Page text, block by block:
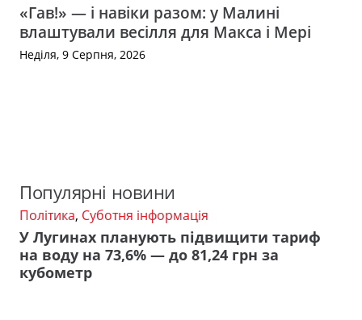
«Гав!» — і навіки разом: у Малині
влаштували весілля для Макса і Мері
Неділя, 9 Серпня, 2026
Популярні новини
Політика, Суботня інформація
У Лугинах планують підвищити тариф
на воду на 73,6% — до 81,24 грн за
кубометр